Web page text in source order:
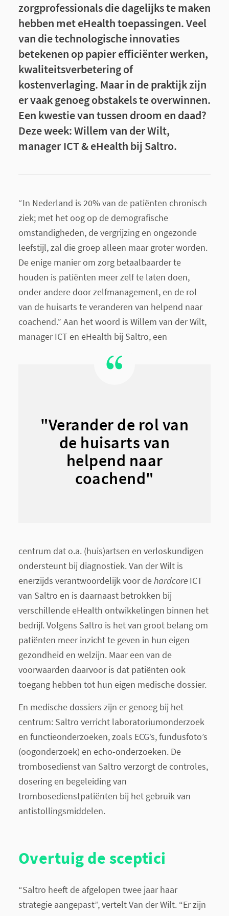
zorgprofessionals die dagelijks te maken
hebben met eHealth toepassingen. Veel
van die technologische innovaties
betekenen op papier efficiënter werken,
kwaliteitsverbetering of
kostenverlaging. Maar in de praktijk zijn
er vaak genoeg obstakels te overwinnen.
Een kwestie van tussen droom en daad?
Deze week: Willem van der Wilt,
manager ICT & eHealth bij Saltro.
“In Nederland is 20% van de patiënten chronisch
ziek; met het oog op de demografische
omstandigheden, de vergrijzing en ongezonde
leefstijl, zal die groep alleen maar groter worden.
De enige manier om zorg betaalbaarder te
houden is patiënten meer zelf te laten doen,
onder andere door zelfmanagement, en de rol
van de huisarts te veranderen van helpend naar
coachend.” Aan het woord is Willem van der Wilt,
manager ICT en eHealth bij Saltro, een
"Verander de rol van
de huisarts van
helpend naar
coachend"
centrum dat o.a. (huis)artsen en verloskundigen
ondersteunt bij diagnostiek. Van der Wilt is
enerzijds verantwoordelijk voor dehardcore ICT
van Saltro en is daarnaast betrokken bij
verschillende eHealth ontwikkelingen binnen het
bedrijf. Volgens Saltro is het van groot belang om
patiënten meer inzicht te geven in hun eigen
gezondheid en welzijn. Maar een van de
voorwaarden daarvoor is dat patiënten ook
toegang hebben tot hun eigen medische dossier.
En medische dossiers zijn er genoeg bij het
centrum: Saltro verricht laboratoriumonderzoek
en functieonderzoeken, zoals ECG’s,fundusfoto’s
(oogonderzoek) en echo-onderzoeken. De
trombosedienst van Saltro verzorgt de controles,
dosering en begeleiding van
trombosedienstpatiënten bij het gebruik van
antistollingsmiddelen.
Overtuig de sceptici
“Saltro heeft de afgelopen twee jaar haar
strategie aangepast”, vertelt Van der Wilt. “Er zijn